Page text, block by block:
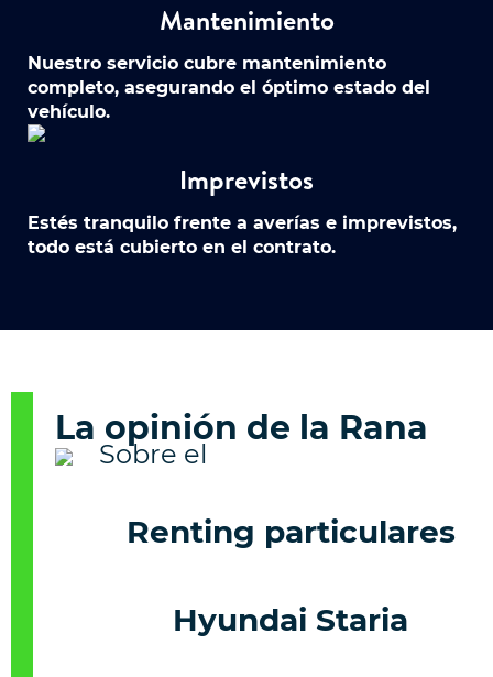
Mantenimiento
Nuestro servicio cubre mantenimiento
completo, asegurando el óptimo estado del
vehículo.
Imprevistos
Estés tranquilo frente a averías e imprevistos,
todo está cubierto en el contrato.
La opinión de la Rana
Renting particulares
Hyundai Staria